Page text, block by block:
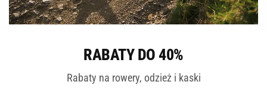
RABATY DO 40%
Rabaty na rowery, odzież i kaski